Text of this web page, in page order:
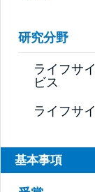
研究分野
ライフサ
ビス
ライフサ
基本事項